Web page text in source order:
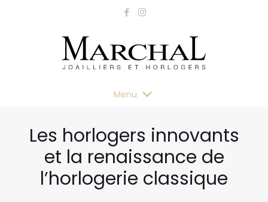
Menu
Les horlogers innovants
et la renaissance de
l’horlogerie classique